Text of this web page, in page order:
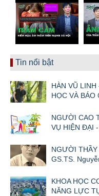
Tin nổi bật
HÀN VŨ
HỌC VÀ BÁO
NGƯỜI CAO
VỤ HIỆN ĐẠI -
NGƯỜI
GS.TS.
KHOA HỌC
NĂNG LỰC